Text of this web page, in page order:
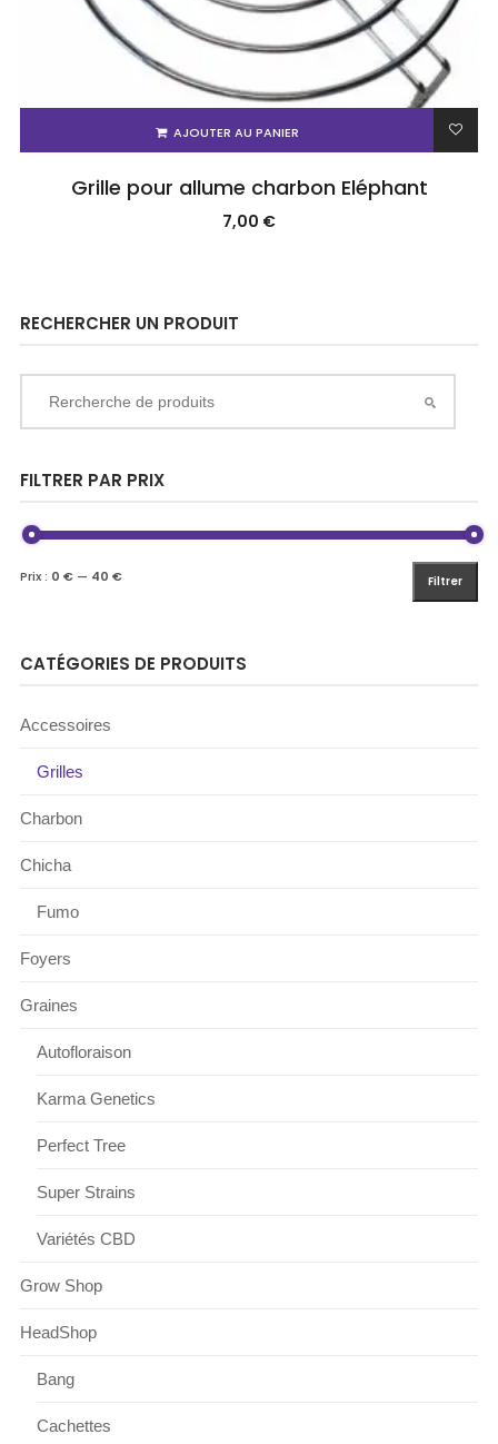
AJOUTER AU PANIER
Grille pour allume charbon Eléphant
7,00 €
RECHERCHER UN PRODUIT
FILTRER PAR PRIX
Filtrer
Prix : 0 €— 40 €
CATÉGORIES DE PRODUITS
Accessoires
Grilles
Charbon
Chicha
Fumo
Foyers
Graines
Autofloraison
Karma Genetics
Perfect Tree
Super Strains
Variétés CBD
Grow Shop
HeadShop
Bang
Cachettes